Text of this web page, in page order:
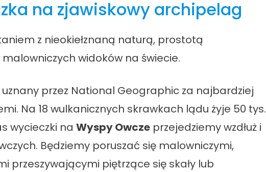
na zjawiskowy archipelag
z nieokiełznaną naturą, prostotą
widoków na świecie.
przez National Geographic za najbardziej
Na 18 wulkanicznych skrawkach lądu żyje 50 tys.
wycieczki na Wyspy Owcze przejedziemy wzdłuż i
Będziemy poruszać się malowniczymi,
przeszywającymi piętrzące się skały lub